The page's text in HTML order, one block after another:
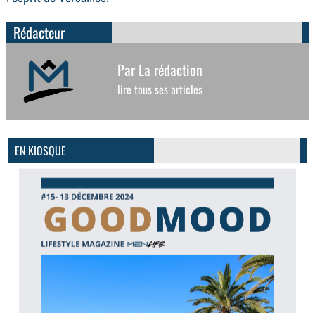
Rédacteur
Par La rédaction
lire tous ses articles
EN KIOSQUE PLUS D'INFOS